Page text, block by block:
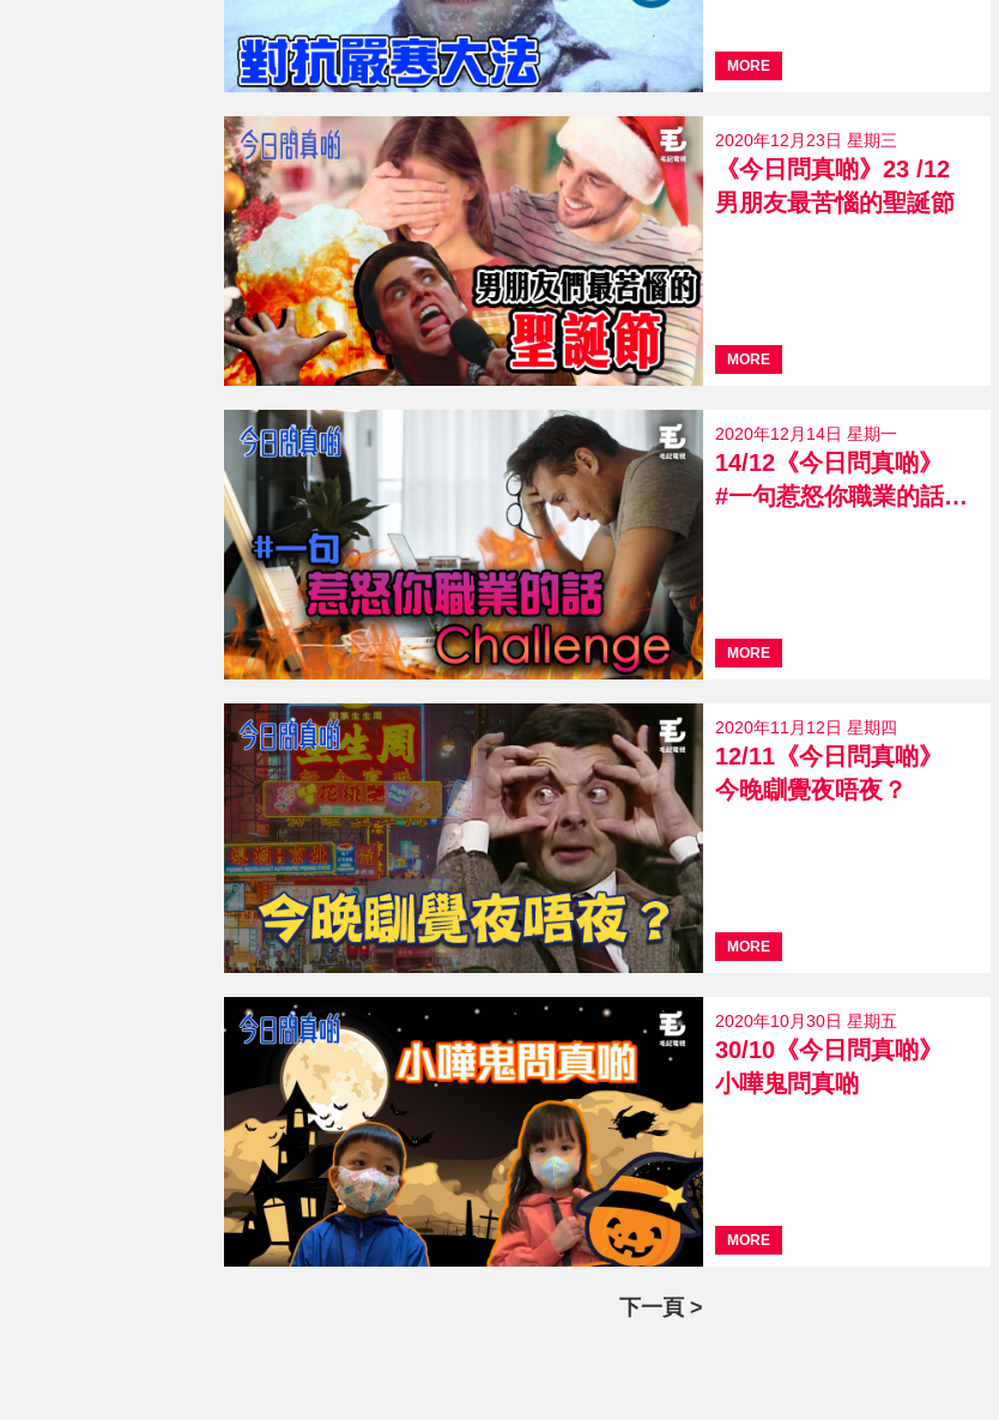
MORE
2020年12月23日 星期三
《今日問真啲》23 /12
男朋友最苦惱的聖誕節
MORE
2020年12月14日 星期一
14/12《今日問真啲》
#一句惹怒你職業的話challenge
MORE
2020年11月12日 星期四
12/11《今日問真啲》
今晚瞓覺夜唔夜？
MORE
2020年10月30日 星期五
30/10《今日問真啲》
小嘩鬼問真啲
MORE
下一頁 >